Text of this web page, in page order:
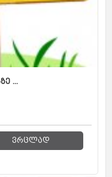
...
ვრცლად